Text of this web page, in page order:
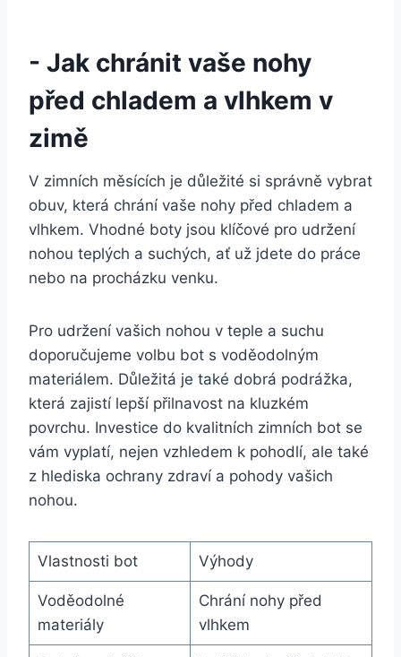
-⁣ Jak chránit vaše nohy
⁣před chladem ‌a vlhkem v
zimě
V zimních měsících ​je důležité si‍ správně vybrat
obuv, která chrání vaše nohy před chladem a
⁣vlhkem. Vhodné boty jsou klíčové pro udržení
nohou teplých a suchých, ⁣ať už jdete do práce
nebo na procházku venku.
Pro⁢ udržení vašich nohou v teple ⁢a suchu
doporučujeme volbu bot s voděodolným
materiálem. ⁤Důležitá je také dobrá podrážka,
která zajistí lepší přilnavost na kluzkém
povrchu. Investice do kvalitních zimních bot se
vám vyplatí, nejen vzhledem k pohodlí, ale také
z hlediska ochrany ​zdraví a​ pohody vašich
nohou.
Vlastnosti bot Výhody
Voděodolné
materiály
Chrání nohy před
vlhkem